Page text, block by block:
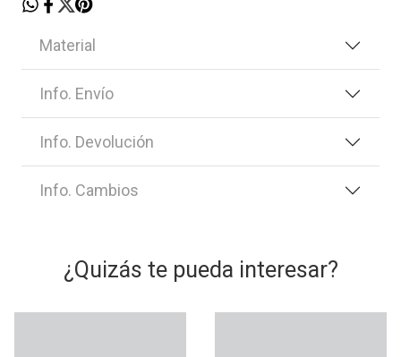
Material
Info. Envío
Info. Devolución
Info. Cambios
¿Quizás te pueda interesar?